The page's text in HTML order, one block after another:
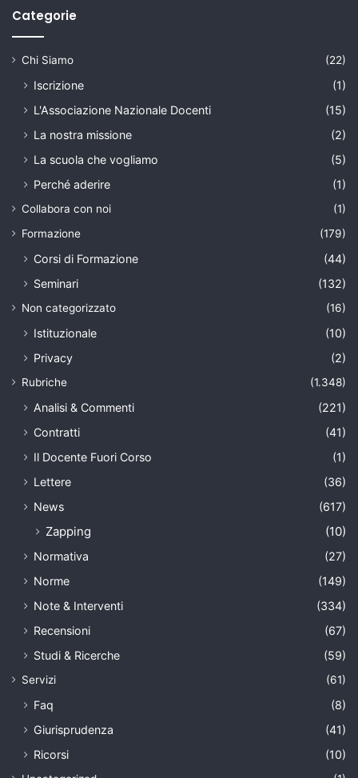
Categorie
Chi Siamo (22)
Iscrizione
(1)
L'Associazione Nazionale Docenti
(15)
La nostra missione
(2)
La scuola che vogliamo
(5)
Perché aderire
(1)
Collabora con noi
(1)
Formazione
(179)
Corsi di Formazione
(44)
Seminari
(132)
Non categorizzato (16)
Istituzionale
(10)
Privacy
(2)
Rubriche (1.348)
Analisi & Commenti
(221)
Contratti
(41)
Il Docente Fuori Corso
(1)
Lettere
(36)
News
(617)
Zapping (10)
Normativa
(27)
Norme
(149)
Note & Interventi
(334)
Recensioni
(67)
Studi & Ricerche
(59)
Servizi (61)
Faq
(8)
Giurisprudenza
(41)
Ricorsi
(10)